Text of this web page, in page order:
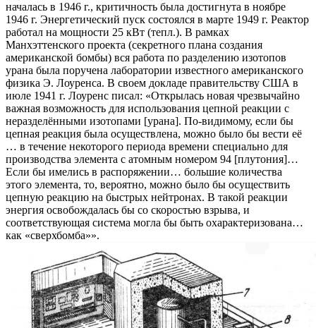
началась в 1946 г., критичность была достигнута в ноябре
1946 г. Энергетический пуск состоялся в марте 1949 г. Реактор
работал на мощности 25 кВт (тепл.). В рамках
Манхэттенского проекта (секретного плана создания
американской бомбы) вся работа по разделению изотопов
урана была поручена лаборатории известного американского
физика Э. Лоуренса. В своем докладе правительству США в
июле 1941 г. Лоуренс писал: «Открылась новая чрезвычайно
важная возможность для использования цепной реакции с
неразделёнными изотопами [урана]. По-видимому, если бы
цепная реакция была осуществлена, можно было бы вести её
… в течение некоторого периода времени специально для
производства элемента с атомным номером 94 [плутония]…
Если бы имелись в распоряжении… большие количества
этого элемента, то, вероятно, можно было бы осуществить
цепную реакцию на быстрых нейтронах. В такой реакции
энергия освобождалась бы со скоростью взрыва, и
соответствующая система могла бы быть охарактеризована…
как «сверхбомба»».